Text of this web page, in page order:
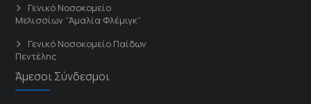
Γενικό Νοσοκομείο
Μελισσίων “Άμαλία Φλέμιγκ”
Γενικό Νοσοκομείο Παίδων
Πεντέλης
Άμεσοι Σύνδεσμοι